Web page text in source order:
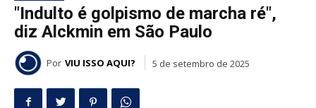
"Indulto é golpismo de marcha ré",
diz Alckmin em São Paulo
Por VIU ISSO AQUI? 5 de setembro de 2025